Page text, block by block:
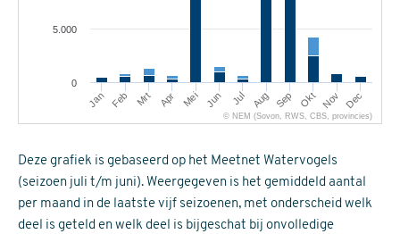
Jan Feb Mrt Apr Mei Jun Jul Aug Sep Okt Nov Dec
0
5.000
© NEM (Sovon, RWS, CBS, provincies)
Deze grafiek is gebaseerd op het Meetnet Watervogels
(seizoen juli t/m juni). Weergegeven is het gemiddeld aantal
per maand in de laatste vijf seizoenen, met onderscheid welk
deel is geteld en welk deel is bijgeschat bij onvolledige